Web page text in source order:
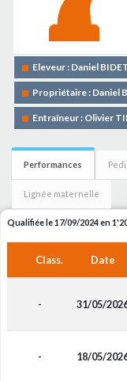
Eleveur : Daniel
Propriétaire : Daniel
Entraîneur : Olivier
Performances
Lignée maternelle
Qualifiée le 17/09/2024 en
Class. Date
- 31/05/
- 18/05/